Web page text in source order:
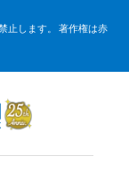
止します。 著作権は赤